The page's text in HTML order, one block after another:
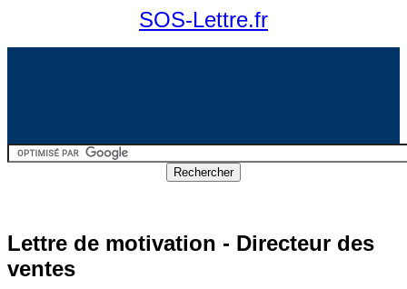
SOS-Lettre.fr
Lettre de motivation - Directeur des
ventes